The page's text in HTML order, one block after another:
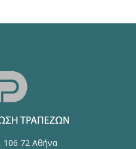
106 72 Αθήνα